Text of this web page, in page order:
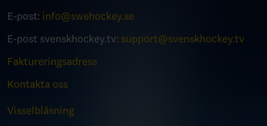
E-post: info@swehockey.se
E-post svenskhockey.tv: support@svenskhockey.tv
Faktureringsadress
Kontakta oss
Visselblåsning